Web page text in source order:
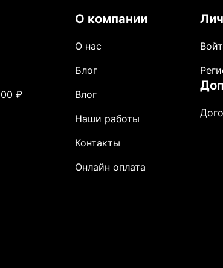
₽
О компании
О нас
Блог
Влог
Наши работы
Контакты
Онлайн оплата